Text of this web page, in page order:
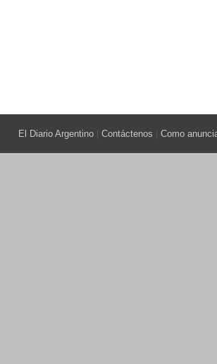
El Diario Argentino Contáctenos Como